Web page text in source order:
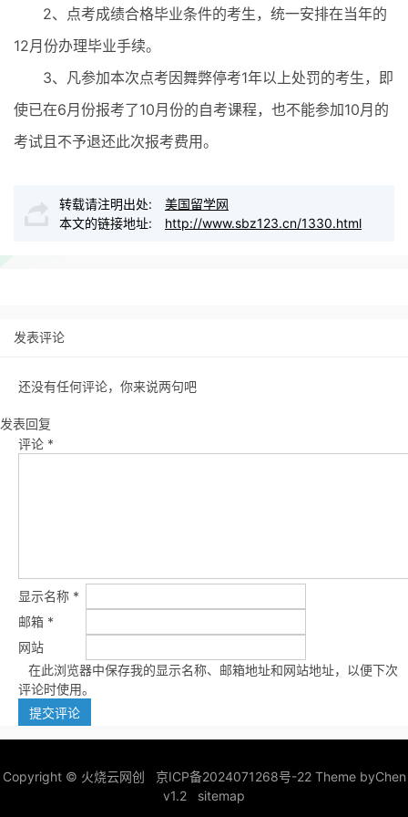
2、点考成绩合格毕业条件的考生，统一安排在当年的
12月份办理毕业手续。
3、凡参加本次点考因舞弊停考1年以上处罚的考生，即
使已在6月份报考了10月份的自考课程，也不能参加10月的
考试且不予退还此次报考费用。
转载请注明出处:
美国留学网
本文的链接地址:
http://www.sbz123.cn/1330.html
发表评论
还没有任何评论，你来说两句吧
发表回复
评论 *
显示名称 *
邮箱 *
网站
在此浏览器中保存我的显示名称、邮箱地址和网站地址，以便下次
评论时使用。
Copyright © 火烧云网创 京ICP备2024071268号-22Theme byChen
v1.2
sitemap